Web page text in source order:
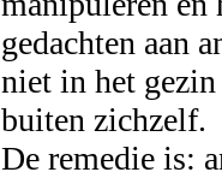
gedachten aan
niet in het
buiten zichzelf.
De remedie is: